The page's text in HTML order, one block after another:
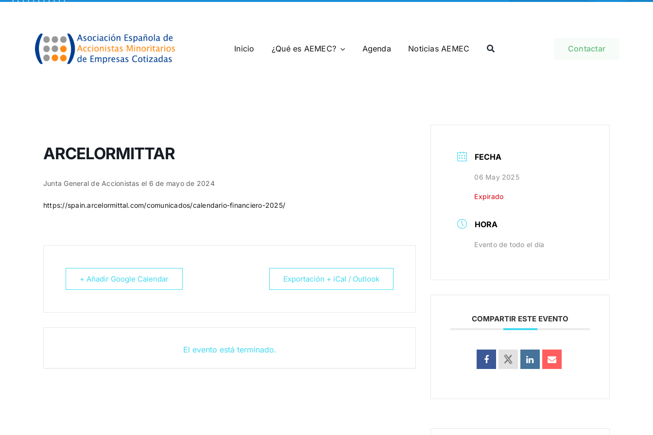
Inicio
¿Qué es AEMEC? Agenda Noticias AEMEC Contactar
ARCELORMITTAR
Junta General de Accionistas el 6 de mayo de 2024
https://spain.arcelormittal.com/comunicados/calendario-financiero-2025/
+ Añadir Google Calendar Exportación + iCal / Outlook
El evento está terminado.
FECHA
06 May 2025
Expirado
HORA
Evento de todo el día
COMPARTIR ESTE EVENTO